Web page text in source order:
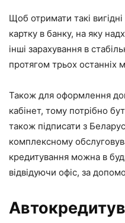
Щоб отримати такі
картку в банку, на яку
інші зарахування в
протягом трьох останніх
Також для оформлення
кабінет, тому потрібно
також підписати з
комплексному
кредитування можна в
відвідуючи офіс, за